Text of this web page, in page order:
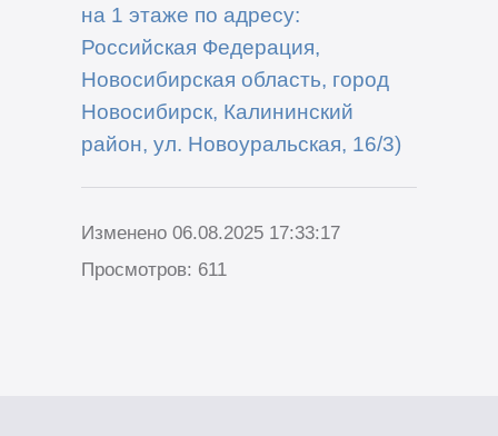
на 1 этаже по адресу:
Российская Федерация,
Новосибирская область, город
Новосибирск, Калининский
район, ул. Новоуральская, 16/3)
Изменено 06.08.2025 17:33:17
Просмотров: 611